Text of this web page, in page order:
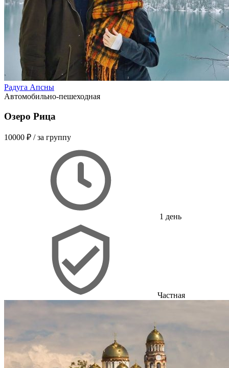
Радуга Апсны
Автомобильно-пешеходная
Озеро Рица
10000 ₽ / за группу
1 день
Частная